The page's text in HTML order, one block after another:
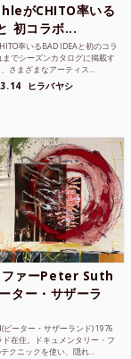
がCHITO率いる
初コラボ...
率いるBAD IDEAと初のコラ
までシーズンカタログに掲載す
さまざまなアーティス...
ヒラバヤシ
ファーPeter Suth
ター・サザーラ
ーター・サザーランド) 1976
在住。ドキュメンタリー・フ
クニックを使い、隠れ...